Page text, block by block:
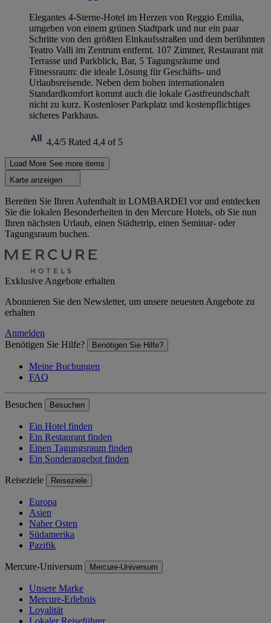
Elegantes 4-Sterne-Hotel im Herzen von Reggio Emilia,
umgeben von einem grünen Stadtpark und nur ein paar
Schritte von den größten Einkaufsstraßen und dem berühmten
Teatro Valli im Zentrum entfernt. 107 Zimmer, Restaurant mit
Terrasse und Parkblick, Bar, 5 Tagungsräume und
Fitnessraum: die ideale Lösung für Geschäfts- und
Urlaubsreisende. Neben dem hohen internationalen
Standardkomfort kommt auch die lokale Gastfreundschaft
nicht zu kurz. Kostenloser Parkplatz und kostenpflichtiges
sicheres Parkhaus.
4,4/5 Rated 4,4 of 5
Load More See more items
Karte anzeigen
Bereiten Sie Ihren Aufenthalt in LOMBARDEI vor und entdecken
Sie die lokalen Besonderheiten in den Mercure Hotels, ob Sie nun
Ihren nächsten Urlaub, einen Städtetrip, einen Seminar- oder
Tagungsraum buchen.
Exklusive Angebote erhalten
Abonnieren Sie den Newsletter, um unsere neuesten Angebote zu
erhalten
Anmelden
Benötigen Sie Hilfe?
Benötigen Sie Hilfe?
Meine Buchungen
FAQ
Besuchen Besuchen
Ein Hotel finden
Ein Restaurant finden
Einen Tagungsraum finden
Ein Sonderangebot finden
Reiseziele Reiseziele
Europa
Asien
Naher Osten
Südamerika
Pazifik
Mercure-Universum Mercure-Universum
Unsere Marke
Mercure-Erlebnis
Loyalität